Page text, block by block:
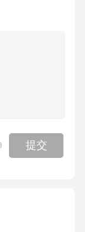
废机油03
监管目标
全过程追
联单实时G
趋势分
提交